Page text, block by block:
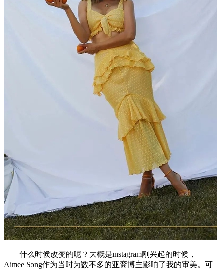
什么时候改变的呢？大概是instagram刚兴起的时候，
Aimee Song作为当时为数不多的亚裔博主影响了我的审美。可